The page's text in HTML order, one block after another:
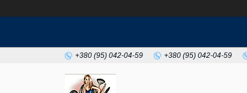
+380 (95) 042-04-59 +380 (95) 042-04-59